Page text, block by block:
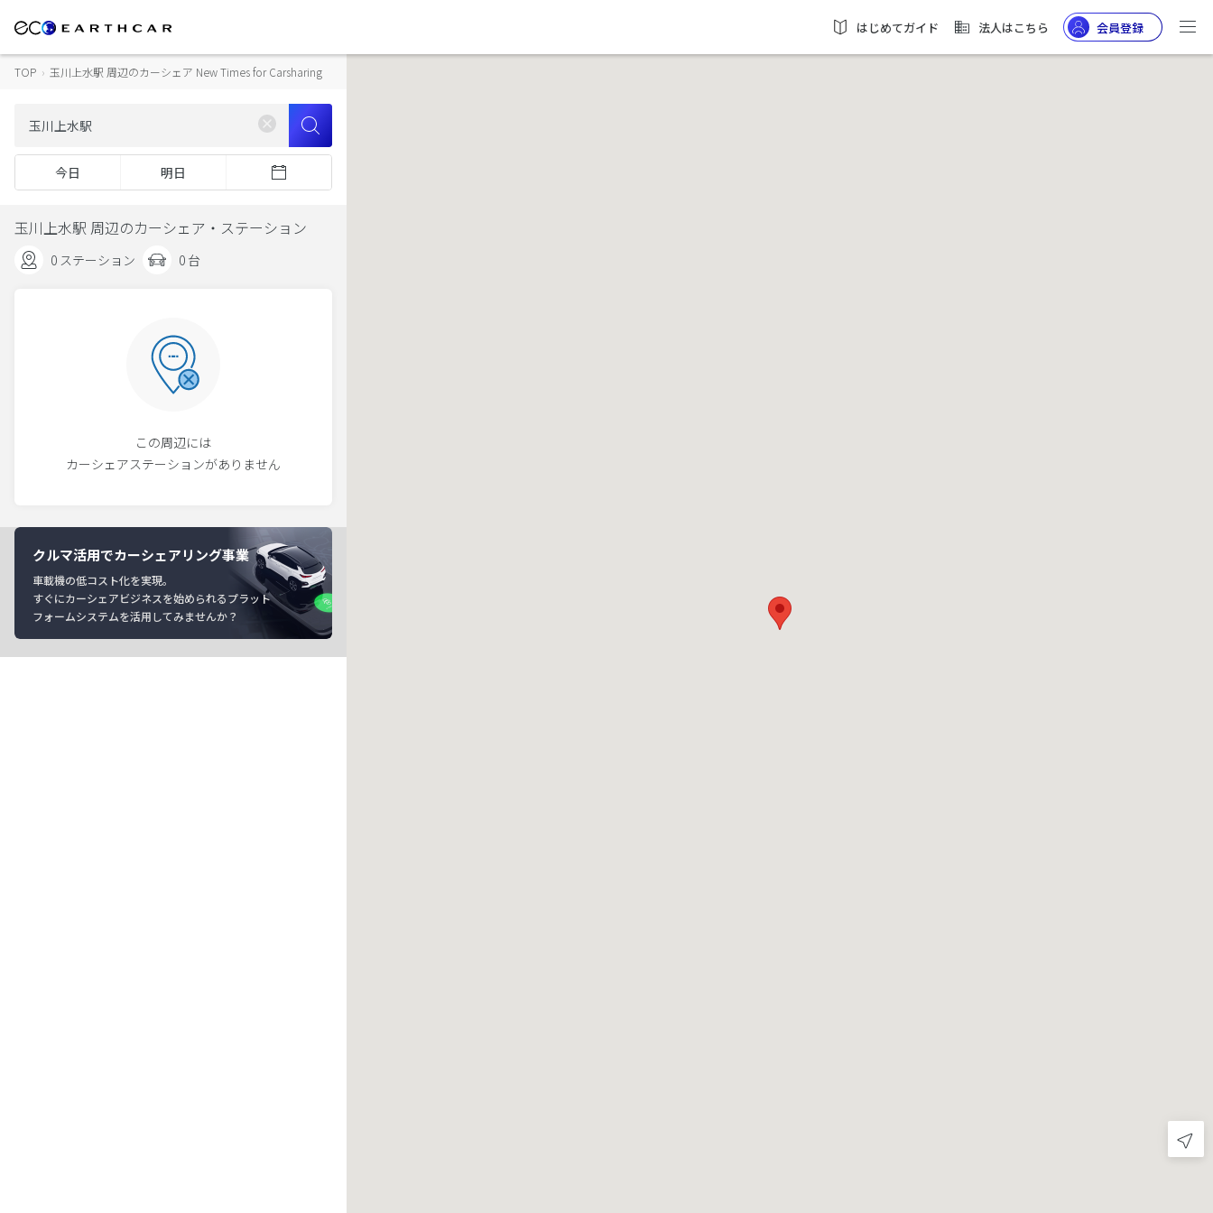
はじめてガイド 法人はこちら 会員登録
TOP › 玉川上水駅 周辺のカーシェア New Times for Carsharing
今日 明日
玉川上水駅 周辺のカーシェア・ステーション
0 ステーション 0 台
この周辺には
カーシェアステーションがありません
クルマ活用でカーシェアリング事業
車載機の低コスト化を実現。
すぐにカーシェアビジネスを始められるプラット
フォームシステムを活用してみませんか？